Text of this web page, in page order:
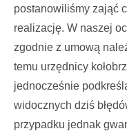
postanowiliśmy zająć
realizację. W naszej
zgodnie z umową
temu urzędnicy
jednocześnie
widocznych dziś
przypadku jednak